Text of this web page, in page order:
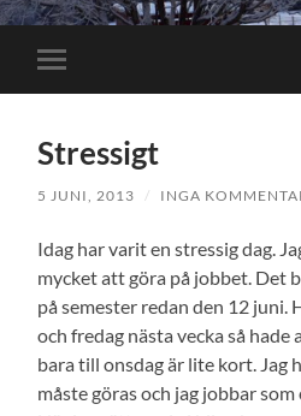
Slå
på/av
Stressigt
5 JUNI, 2013 / INGA
Idag har varit en stressig dag.
mycket att göra på jobbet. Det
på semester redan den 12 juni.
och fredag nästa vecka så
bara till onsdag är lite kort. Jag
måste göras och jag jobbar som